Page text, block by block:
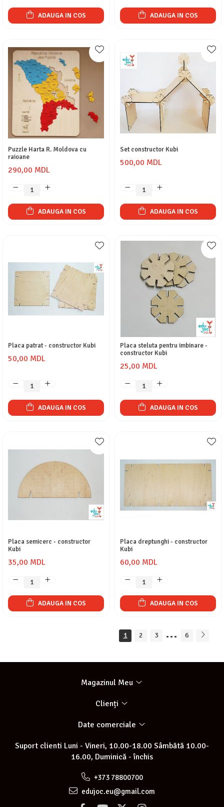
ADAUGA IN COS ADAUGA IN COS
Puzzle Harta R. Moldova cu
raioane
290,00 MDL
ADAUGA IN COS
Set constructor Kubi
500,00 MDL
ADAUGA IN COS
Placa patrat - constructor Kubi
50,00 MDL
ADAUGA IN COS
Placa steluta pentru imbinare -
constructor Kubi
25,00 MDL
ADAUGA IN COS
Placa semicerc - constructor
Kubi
35,00 MDL
ADAUGA IN COS
Placa dreptunghi - constructor
Kubi
60,00 MDL
ADAUGA IN COS
1 2 3 ... 6
Magazinul Meu
Clienți
Date comerciale
Suport clienti Luni - Vineri, 10.00-18.00 Sâmbătă 10.00-
16.00, Duminică - închis
+373 78800700
edujoc.eu@gmail.com